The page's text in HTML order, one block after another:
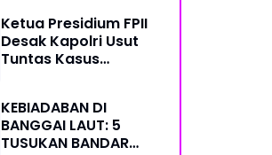
Profesi. Aparat Hukum
Diminta Patuhi
Ketua Presidium FPII
Desak Kapolri Usut
Tuntas Kasus
KEBIADABAN DI
BANGGAI LAUT: 5
TUSUKAN BANDAR